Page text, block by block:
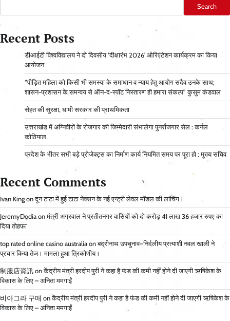
Search
Recent Posts
डीआईटी विश्वविद्यालय ने दो दिवसीय ‘दीक्षारंभ 2026’ ओरिएंटेशन कार्यक्रम का किया
आयोजन
“पीड़ित महिला को किसी भी समस्या के समाधान व न्याय हेतु आयोग सदैव उनके साथ;
शासन-प्रशासन के समन्वय से ऑन-द-स्पॉट निस्तारण ही हमारा संकल्प” कुसुम कंडवाल
सेहत की सुरक्षा, धामी सरकार की प्राथमिकता
उत्तराखंड में अग्निवीरों के रोजगार की जिम्मेदारी संभालेगा पुनर्रोजगार सेल : कर्नल
कोठियाल
प्रदेश के भीतर सभी बड़े प्रोजेक्ट्स का निर्माण कार्य नियमित समय पर पूरा हो : मुख्य सचिव
Recent Comments
Ivan King onदून टाटा में हुई टाटा नेक्सन के नई एन्ट्री लेवल मॉडल की लांचिंग।
JeremyDodia onमंत्री अग्रवाल ने प्रतीतनगर वासियों को दो करोड़ 41 लाख 36 हजार रुपए का
दिया तोहफा
top rated online casino australia onबद्रीनाथ उपचुनाव–निर्दलीय प्रत्याशी नवल खाली ने
प्रचार किया तेज। मामला हुआ त्रिकोणीय।
制服店資訊 onकेंद्रीय मंत्री हरदीप पुरी ने कहा है फंड की कमी नहीं होने दी जाएगी ऋषिकेश के
विकास के लिए – अनिता ममगाईं
비아그라 구매 onकेंद्रीय मंत्री हरदीप पुरी ने कहा है फंड की कमी नहीं होने दी जाएगी ऋषिकेश के
विकास के लिए – अनिता ममगाईं